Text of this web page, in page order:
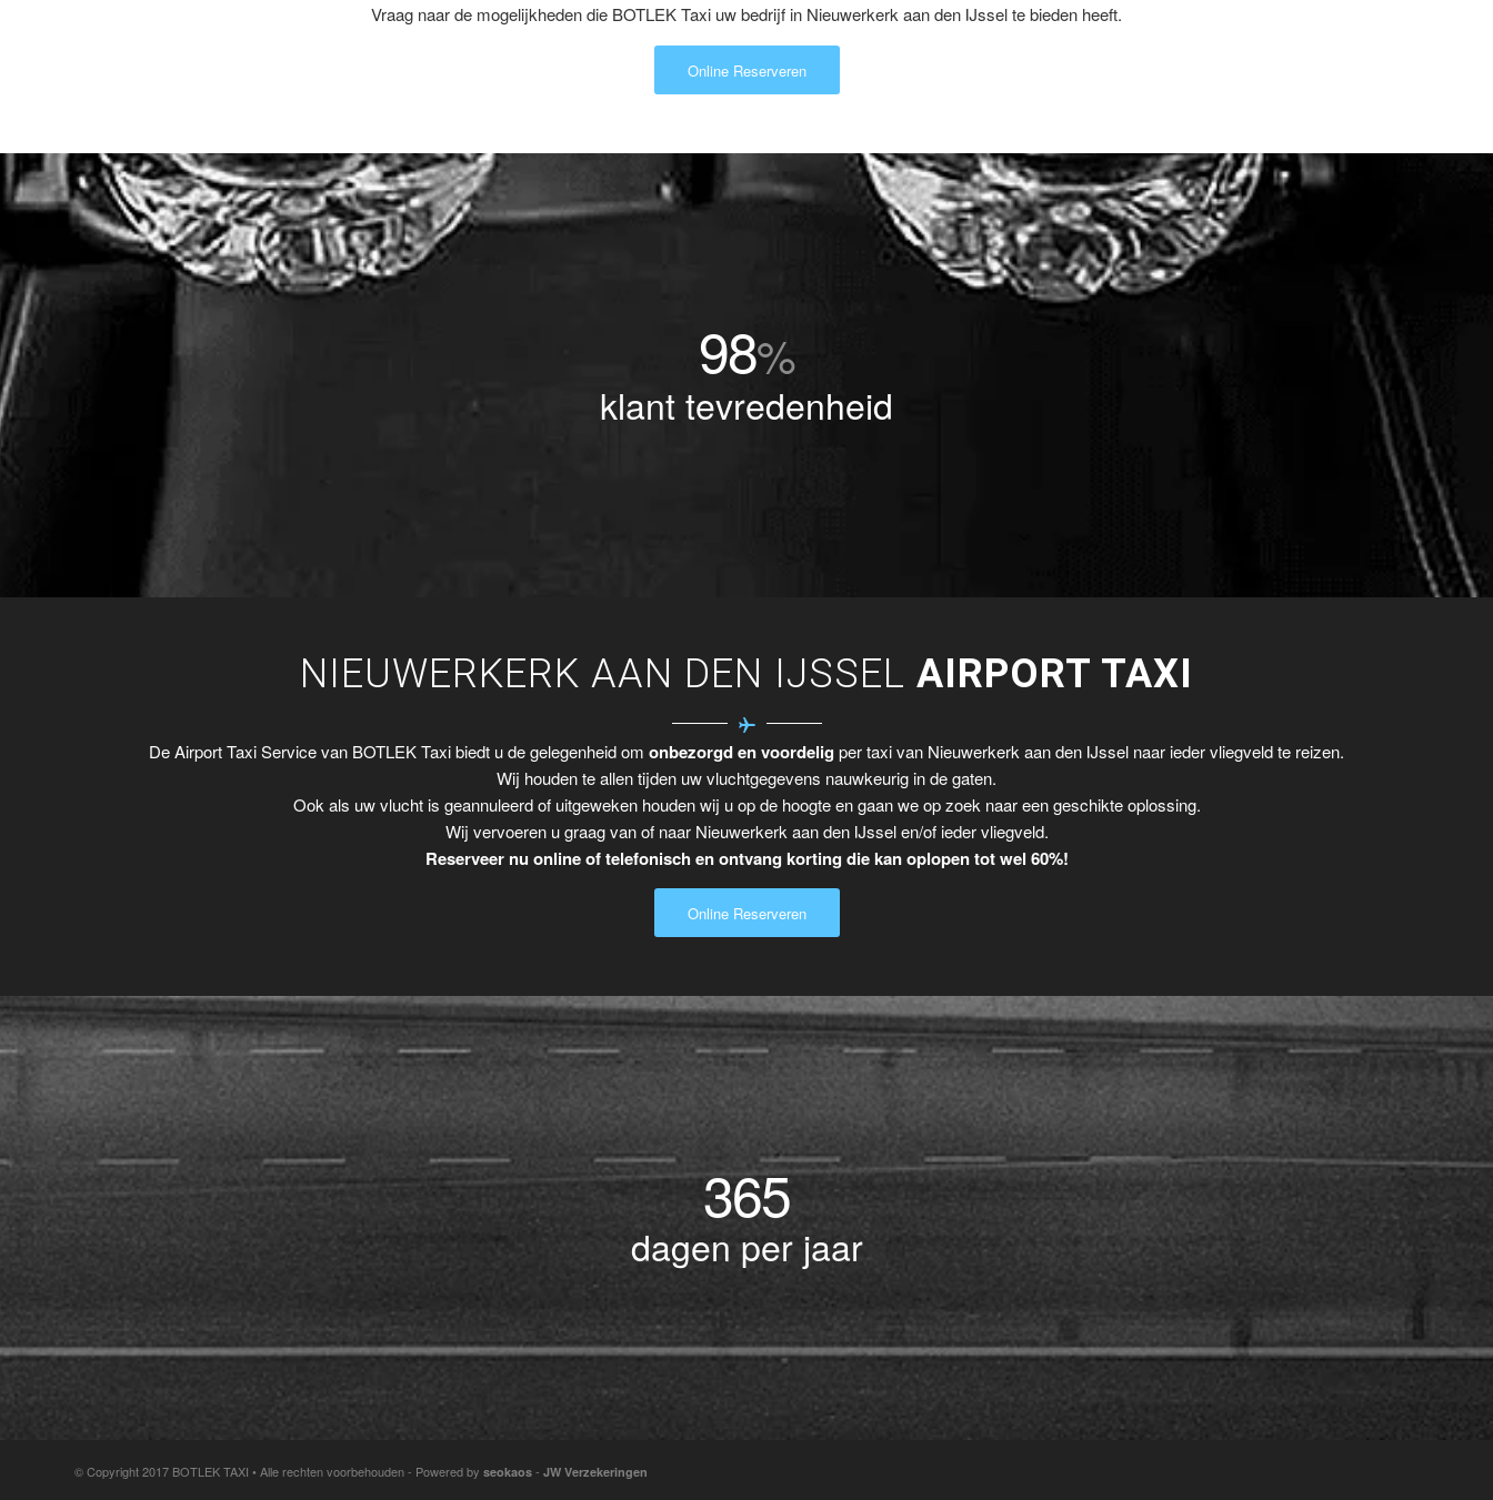
Vraag naar de mogelijkheden die BOTLEK Taxi uw bedrijf in Nieuwerkerk aan den IJssel te bieden heeft.
Online Reserveren
98%
klant tevredenheid
NIEUWERKERK AAN DEN IJSSEL AIRPORT TAXI
De Airport Taxi Service van BOTLEK Taxi biedt u de gelegenheid om onbezorgd en voordelig per taxi van Nieuwerkerk aan den IJssel naar ieder vliegveld te reizen.
Wij houden te allen tijden uw vluchtgegevens nauwkeurig in de gaten.
Ook als uw vlucht is geannuleerd of uitgeweken houden wij u op de hoogte en gaan we op zoek naar een geschikte oplossing.
Wij vervoeren u graag van of naar Nieuwerkerk aan den IJssel en/of ieder vliegveld.
Reserveer nu online of telefonisch en ontvang korting die kan oplopen tot wel 60%!
Online Reserveren
365
dagen per jaar
© Copyright 2017 BOTLEK TAXI • Alle rechten voorbehouden - Powered by seokaos - JW Verzekeringen